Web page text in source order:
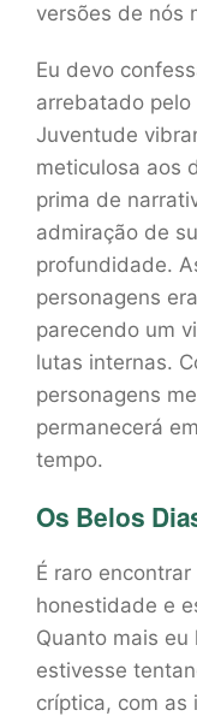
versões de nós
Eu devo
arrebatado pelo
Juventude
meticulosa aos
prima de
admiração de
profundidade.
personagens
parecendo um
lutas internas.
personagens
permanecerá
tempo.
Os Belos
É raro
honestidade e
Quanto mais eu
estivesse
críptica, com as